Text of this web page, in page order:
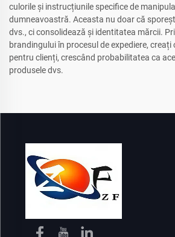
culorile și instrucțiunile specifice de
dumneavoastră. Aceasta nu doar că
dvs., ci consolidează și identitatea mărcii.
brandingului în procesul de expediere, creați
pentru clienți, crescând probabilitatea ca
produsele dvs.